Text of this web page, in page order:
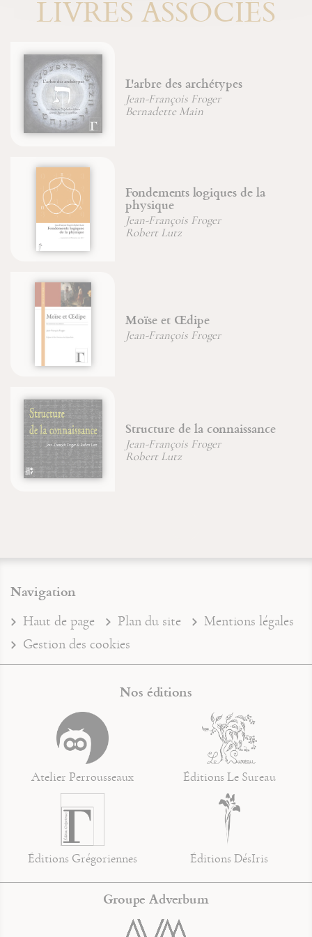
LIVRES ASSOCIÉS
L'arbre des archétypes
Jean-François Froger
Bernadette Main
Fondements logiques de la
physique
Jean-François Froger
Robert Lutz
Moïse et Œdipe
Jean-François Froger
Structure de la connaissance
Jean-François Froger
Robert Lutz
Navigation
Haut de page Plan du site
Mentions légales
Gestion des cookies
Nos éditions
Atelier Perrousseaux Éditions Le Sureau
Éditions Grégoriennes Éditions DésIris
Groupe Adverbum